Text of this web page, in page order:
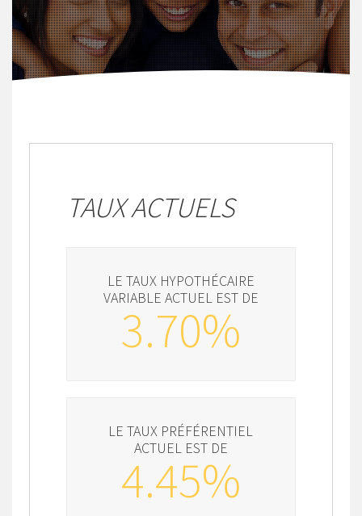
TAUX ACTUELS
LE TAUX HYPOTHÉCAIRE
VARIABLE ACTUEL EST DE
3.70%
LE TAUX PRÉFÉRENTIEL
ACTUEL EST DE
4.45%